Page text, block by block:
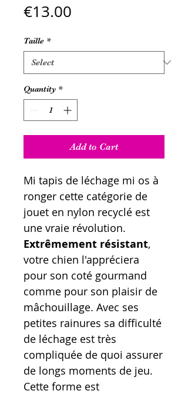
€13.00
Taille *
Quantity *
Add to Cart
Mi tapis de léchage mi os à
ronger cette catégorie de
jouet en nylon recyclé est
une vraie révolution.
Extrêmement résistant,
votre chien l'appréciera
pour son coté gourmand
comme pour son plaisir de
mâchouillage. Avec ses
petites rainures sa difficulté
de léchage est très
compliquée de quoi assurer
de longs moments de jeu.
Cette forme est